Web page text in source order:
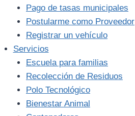
Pago de tasas municipales
Postularme como Proveedor
Registrar un vehículo
Servicios
Escuela para familias
Recolección de Residuos
Polo Tecnológico
Bienestar Animal